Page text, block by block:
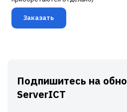
Заказать
Подпишитесь на
ServerICT